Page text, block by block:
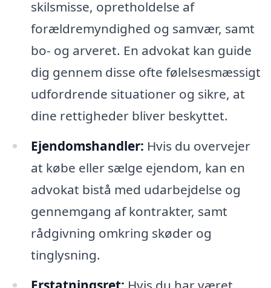
skilsmisse, opretholdelse af
forældremyndighed og samvær, samt
bo- og arveret. En advokat kan guide
dig gennem disse ofte følelsesmæssigt
udfordrende situationer og sikre, at
dine rettigheder bliver beskyttet.
Ejendomshandler: Hvis du overvejer
at købe eller sælge ejendom, kan en
advokat bistå med udarbejdelse og
gennemgang af kontrakter, samt
rådgivning omkring skøder og
tinglysning.